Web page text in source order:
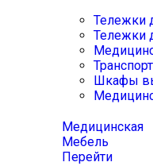
Тележки
Тележки
Шкафы
Медицинская
Мебель
Перейти